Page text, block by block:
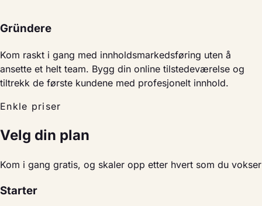
Gründere
Kom raskt i gang med innholdsmarkedsføring uten å
ansette et helt team. Bygg din online tilstedeværelse og
tiltrekk de første kundene med profesjonelt innhold.
Enkle priser
Velg din plan
Kom i gang gratis, og skaler opp etter hvert som du vokser
Starter